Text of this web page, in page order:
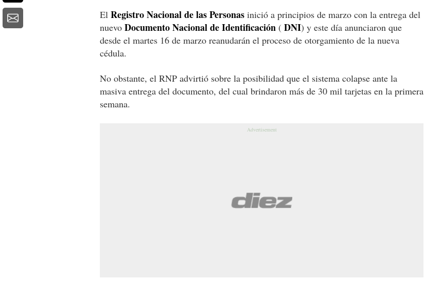
El Registro Nacional de las Personas inició a principios de marzo con la entrega del
nuevo Documento Nacional de Identificación ( DNI) y este día anunciaron que
desde el martes 16 de marzo reanudarán el proceso de otorgamiento de la nueva
cédula.
No obstante, el RNP advirtió sobre la posibilidad que el sistema colapse ante la
masiva entrega del documento, del cual brindaron más de 30 mil tarjetas en la primera
semana.